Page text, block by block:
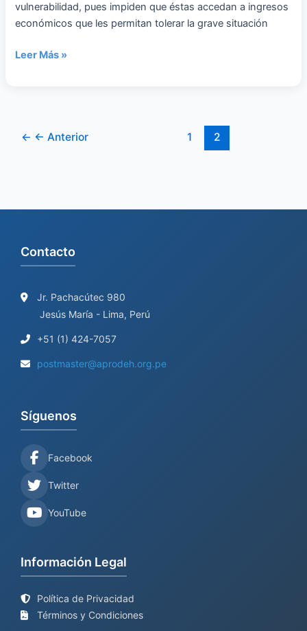
vulnerabilidad, pues impiden que éstas accedan a ingresos
económicos que les permitan tolerar la grave situación
Leer Más »
← ← Anterior 1 2
Contacto
Jr. Pachacútec 980
Jesús María - Lima, Perú
+51 (1) 424-7057
postmaster@aprodeh.org.pe
Síguenos
Facebook
Twitter
YouTube
Información Legal
Política de Privacidad
Términos y Condiciones